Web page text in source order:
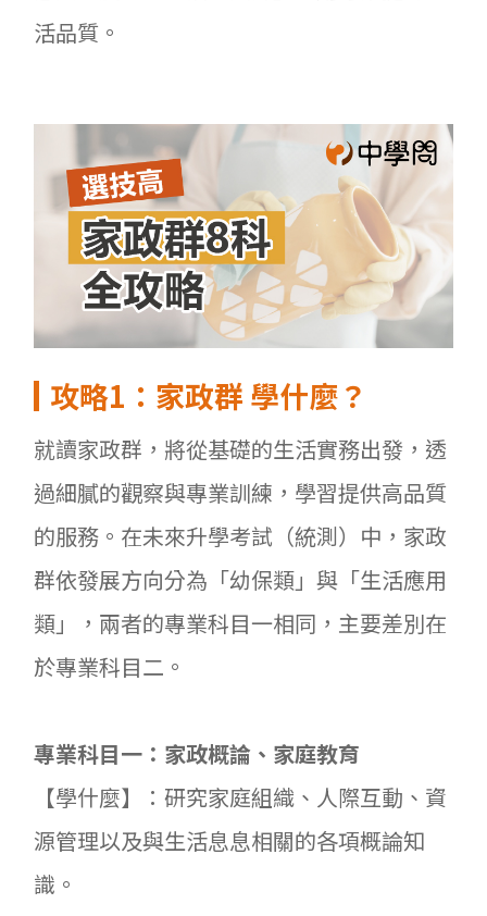
活品質。
攻略1 ：家政群 學什麼？
就讀家政群，將從基礎的生活實務出發，透
過細膩的觀察與專業訓練，學習提供高品質
的服務。在未來升學考試（統測）中，家政
群依發展方向分為「幼保類」與「生活應用
類」，兩者的專業科目一相同，主要差別在
於專業科目二。
專業科目一：家政概論、家庭教育
【學什麼】：研究家庭組織、人際互動、資
源管理以及與生活息息相關的各項概論知
識。